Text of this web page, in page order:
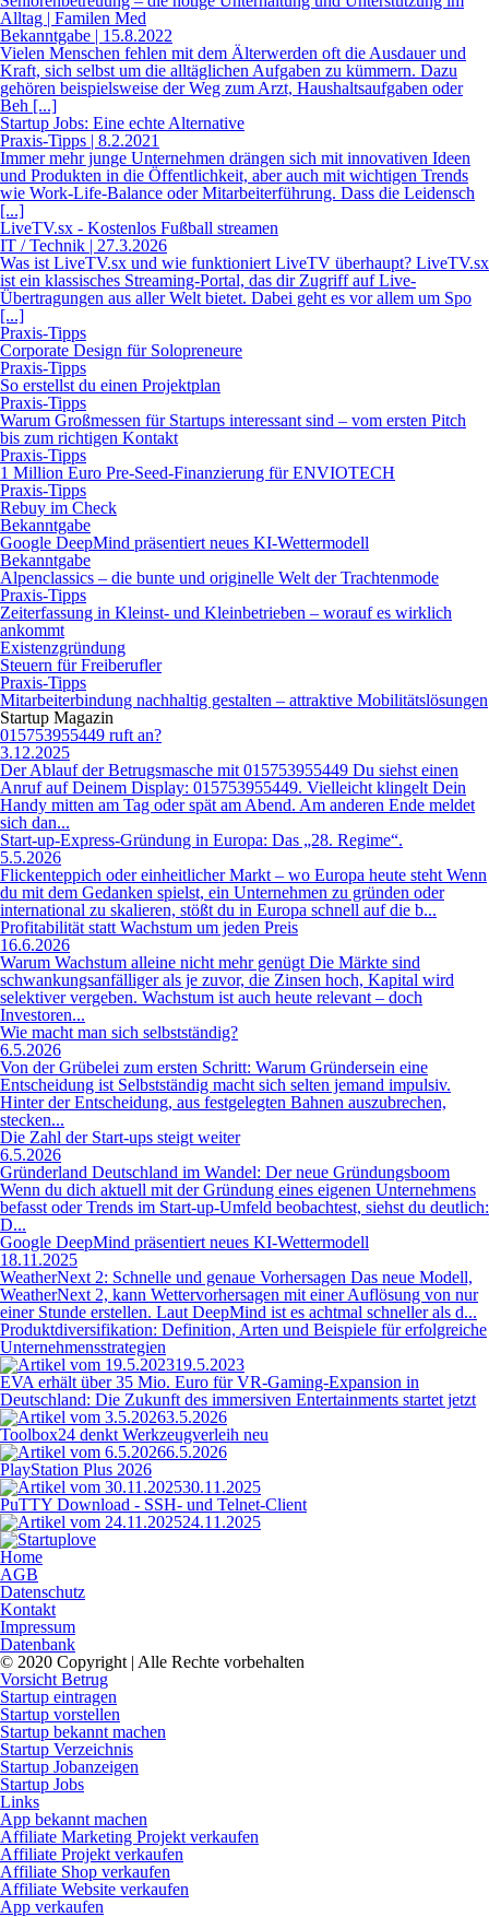
Alltag | Familen Med
Bekanntgabe | 15.8.2022
Vielen Menschen fehlen mit dem Älterwerden oft die Ausdauer und
Kraft, sich selbst um die alltäglichen Aufgaben zu kümmern. Dazu
gehören beispielsweise der Weg zum Arzt, Haushaltsaufgaben oder
Beh [...]
Startup Jobs: Eine echte Alternative
Praxis-Tipps | 8.2.2021
Immer mehr junge Unternehmen drängen sich mit innovativen Ideen
und Produkten in die Öffentlichkeit, aber auch mit wichtigen Trends
wie Work-Life-Balance oder Mitarbeiterführung. Dass die Leidensch
[...]
LiveTV.sx - Kostenlos Fußball streamen
IT / Technik | 27.3.2026
Was ist LiveTV.sx und wie funktioniert LiveTV überhaupt? LiveTV.sx
ist ein klassisches Streaming-Portal, das dir Zugriff auf Live-
Übertragungen aus aller Welt bietet. Dabei geht es vor allem um Spo
[...]
Praxis-Tipps
Corporate Design für Solopreneure
Praxis-Tipps
So erstellst du einen Projektplan
Praxis-Tipps
Warum Großmessen für Startups interessant sind – vom ersten Pitch
bis zum richtigen Kontakt
Praxis-Tipps
1 Million Euro Pre-Seed-Finanzierung für ENVIOTECH
Praxis-Tipps
Rebuy im Check
Bekanntgabe
Google DeepMind präsentiert neues KI-Wettermodell
Bekanntgabe
Alpenclassics – die bunte und originelle Welt der Trachtenmode
Praxis-Tipps
Zeiterfassung in Kleinst- und Kleinbetrieben – worauf es wirklich
ankommt
Existenzgründung
Steuern für Freiberufler
Praxis-Tipps
Mitarbeiterbindung nachhaltig gestalten – attraktive Mobilitätslösungen
Startup Magazin
015753955449 ruft an?
3.12.2025
Der Ablauf der Betrugsmasche mit 015753955449 Du siehst einen
Anruf auf Deinem Display: 015753955449. Vielleicht klingelt Dein
Handy mitten am Tag oder spät am Abend. Am anderen Ende meldet
sich dan...
Start-up-Express-Gründung in Europa: Das „28. Regime“.
5.5.2026
Flickenteppich oder einheitlicher Markt – wo Europa heute steht Wenn
du mit dem Gedanken spielst, ein Unternehmen zu gründen oder
international zu skalieren, stößt du in Europa schnell auf die b...
Profitabilität statt Wachstum um jeden Preis
16.6.2026
Warum Wachstum alleine nicht mehr genügt Die Märkte sind
schwankungsanfälliger als je zuvor, die Zinsen hoch, Kapital wird
selektiver vergeben. Wachstum ist auch heute relevant – doch
Investoren...
Wie macht man sich selbstständig?
6.5.2026
Von der Grübelei zum ersten Schritt: Warum Gründersein eine
Entscheidung ist Selbstständig macht sich selten jemand impulsiv.
Hinter der Entscheidung, aus festgelegten Bahnen auszubrechen,
stecken...
Die Zahl der Start-ups steigt weiter
6.5.2026
Gründerland Deutschland im Wandel: Der neue Gründungsboom
Wenn du dich aktuell mit der Gründung eines eigenen Unternehmens
befasst oder Trends im Start-up-Umfeld beobachtest, siehst du deutlich:
D...
Google DeepMind präsentiert neues KI-Wettermodell
18.11.2025
WeatherNext 2: Schnelle und genaue Vorhersagen Das neue Modell,
WeatherNext 2, kann Wettervorhersagen mit einer Auflösung von nur
einer Stunde erstellen. Laut DeepMind ist es achtmal schneller als d...
Produktdiversifikation: Definition, Arten und Beispiele für erfolgreiche
Unternehmensstrategien
19.5.2023
EVA erhält über 35 Mio. Euro für VR-Gaming-Expansion in
Deutschland: Die Zukunft des immersiven Entertainments startet jetzt
3.5.2026
Toolbox24 denkt Werkzeugverleih neu
6.5.2026
PlayStation Plus 2026
30.11.2025
PuTTY Download - SSH- und Telnet-Client
24.11.2025
Home
AGB
Datenschutz
Kontakt
Impressum
Datenbank
© 2020 Copyright | Alle Rechte vorbehalten
Vorsicht Betrug
Startup eintragen
Startup vorstellen
Startup bekannt machen
Startup Verzeichnis
Startup Jobanzeigen
Startup Jobs
Links
App bekannt machen
Affiliate Marketing Projekt verkaufen
Affiliate Projekt verkaufen
Affiliate Shop verkaufen
Affiliate Website verkaufen
App verkaufen